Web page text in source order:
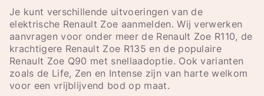
Je kunt verschillende uitvoeringen van de
elektrische Renault Zoe aanmelden. Wij verwerken
aanvragen voor onder meer de Renault Zoe R110, de
krachtigere Renault Zoe R135 en de populaire
Renault Zoe Q90 met snellaadoptie. Ook varianten
zoals de Life, Zen en Intense zijn van harte welkom
voor een vrijblijvend bod op maat.